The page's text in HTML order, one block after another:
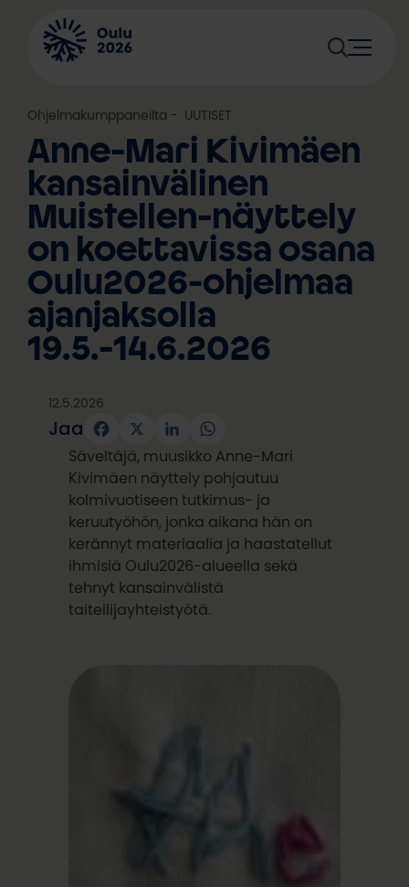
sisältöön
Ohjelmakumppaneilta UUTISET
Anne-Mari Kivimäen
kansainvälinen
Muistellen-näyttely
on koettavissa osana
Oulu2026-ohjelmaa
ajanjaksolla
19.5.-14.6.2026
12.5.2026
Jaa Facebook
X LinkedInWhatsApp
Säveltäjä, muusikko Anne-Mari
Kivimäen näyttely pohjautuu
kolmivuotiseen tutkimus- ja
keruutyöhön, jonka aikana hän on
kerännyt materiaalia ja haastatellut
ihmisiä Oulu2026-alueella sekä
tehnyt kansainvälistä
taiteilijayhteistyötä.